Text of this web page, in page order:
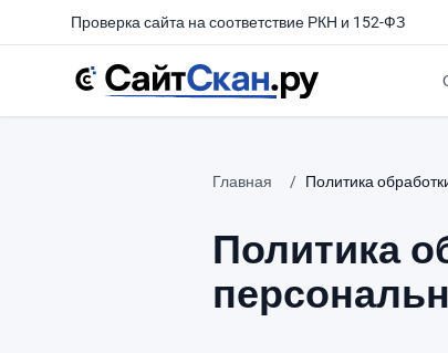
Проверка сайта на соответствие РКН и 152-ФЗ
Главная / Политика
Политика